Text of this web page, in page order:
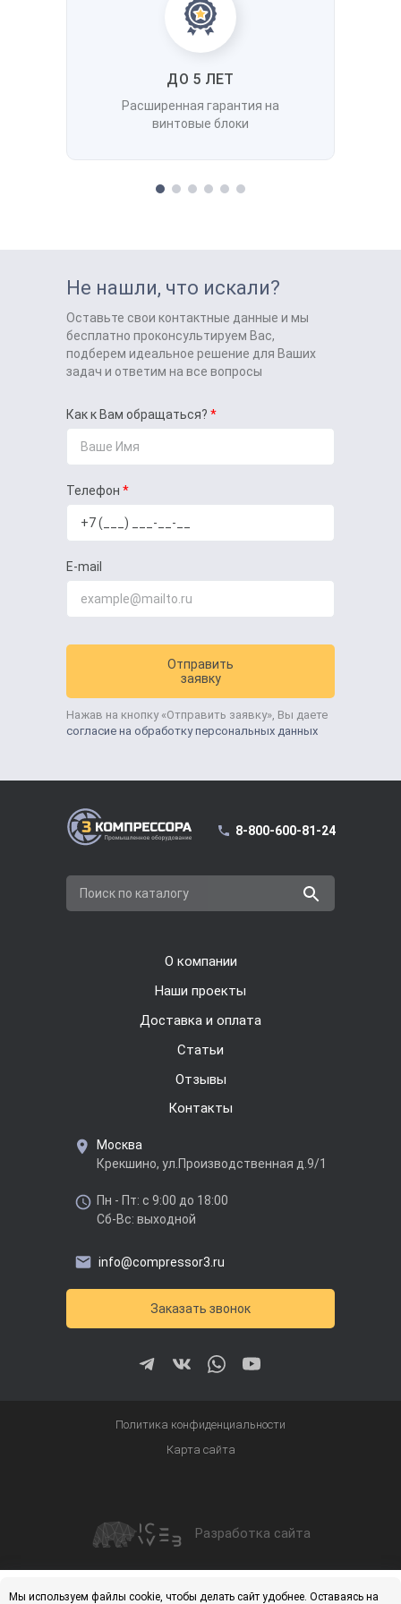
Купить
Получить скидку
ДО 5 ЛЕТ
Расширенная гарантия на
винтовые блоки
Не нашли, что искали?
Оставьте свои контактные данные и мы
бесплатно проконсультируем Вас,
подберем идеальное решение для Ваших
задач и ответим на все вопросы
Как к Вам обращаться?
Телефон
E-mail
Отправить
заявку
Нажав на кнопку «Отправить заявку», Вы даете
согласие на обработку персональных данных
8-800-600-81-24
Поиск по каталогу
О компании
Наши проекты
Доставка и оплата
Cтатьи
Отзывы
Контакты
Москва
Крекшино, ул.Производственная д.9/1
Пн - Пт: с 9:00 до 18:00
Сб-Вс: выходной
info@compressor3.ru
Заказать звонок
Политика конфиденциальности
Карта сайта
Разработка сайта
Мы используем файлы cookie, чтобы делать сайт удобнее. Оставаясь на